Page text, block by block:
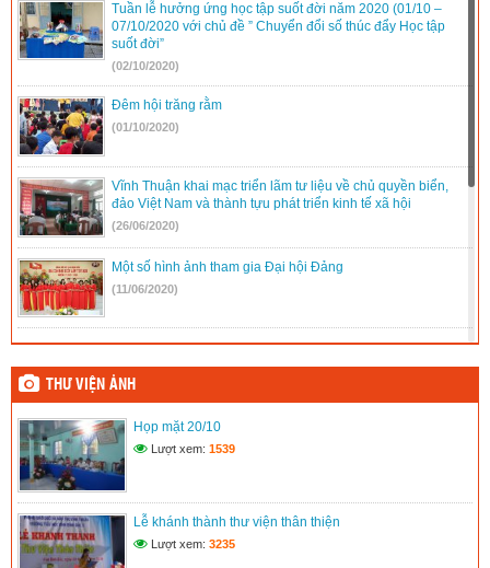
Tuần lễ hưởng ứng học tập suốt đời năm 2020 (01/10 –
07/10/2020 với chủ đề ” Chuyển đổi số thúc đẩy Học tập
suốt đời”
(02/10/2020)
Đêm hội trăng rằm
(01/10/2020)
Vĩnh Thuận khai mạc triển lãm tư liệu về chủ quyền biển,
đảo Việt Nam và thành tựu phát triển kinh tế xã hội
(26/06/2020)
Một số hình ảnh tham gia Đại hội Đảng
(11/06/2020)
Tham gia Đại hội Đảng bộ xã
(11/06/2020)
Họp mặt ngày 20/11
(11/06/2020)
Hưởng ứng tuần lễ áo dài Việt Nam
(11/06/2020)
THƯ VIỆN ẢNH
Họp mặt 20/10
Lượt xem: 1539
Lễ khánh thành thư viện thân thiện
Lượt xem: 3235